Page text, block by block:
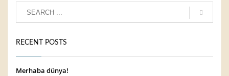
RECENT POSTS
Merhaba dünya!